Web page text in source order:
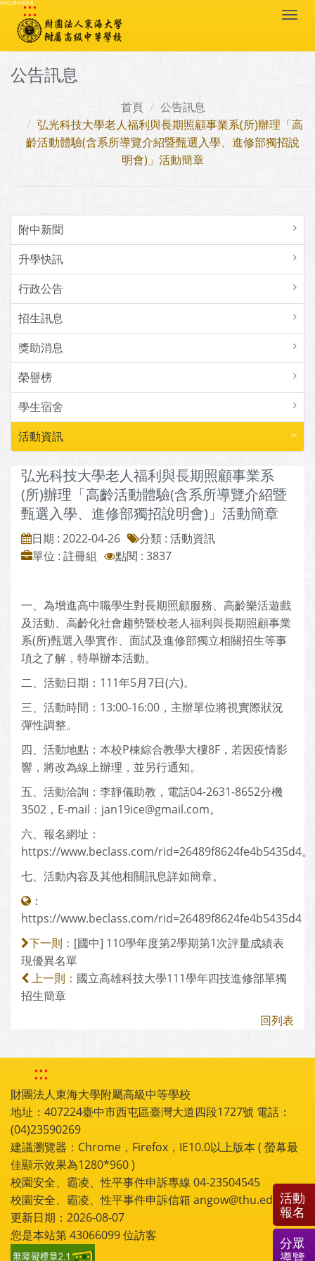
跳到主要內容區塊
:::
公告訊息
首頁
公告訊息
弘光科技大學老人福利與長期照顧事業系(所)辦理「高
齡活動體驗(含系所導覽介紹暨甄選入學、進修部獨招說
明會)」活動簡章
附中新聞
升學快訊
行政公告
招生訊息
獎助消息
榮譽榜
學生宿舍
活動資訊
弘光科技大學老人福利與長期照顧事業系
(所)辦理「高齡活動體驗(含系所導覽介紹暨
甄選入學、進修部獨招說明會)」活動簡章
日期 : 2022-04-26
分類 : 活動資訊
單位 : 註冊組
點閱 : 3837
一、為增進高中職學生對長期照顧服務、高齡樂活遊戲
及活動、高齡化社會趨勢暨校老人福利與長期照顧事業
系(所)甄選入學實作、面試及進修部獨立相關招生等事
項之了解，特舉辦本活動。
二、活動日期：111年5月7日(六)。
三、活動時間：13:00-16:00，主辦單位將視實際狀況
彈性調整。
四、活動地點：本校P棟綜合教學大樓8F，若因疫情影
響，將改為線上辦理，並另行通知。
五、活動洽詢：李靜儀助教，電話04-2631-8652分機
3502，E-mail：jan19ice@gmail.com。
六、報名網址：
https://www.beclass.com/rid=26489f8624fe4b5435d4。
七、活動內容及其他相關訊息詳如簡章。
：
https://www.beclass.com/rid=26489f8624fe4b5435d4
下一則： [國中] 110學年度第2學期第1次評量成績表
現優異名單
上一則： 國立高雄科技大學111學年四技進修部單獨
招生簡章
回列表
:::
財團法人東海大學附屬高級中等學校
地址：407224臺中市西屯區臺灣大道四段1727號 電話：
(04)23590269
建議瀏覽器：Chrome，Firefox，IE10.0以上版本 ( 螢幕最
佳顯示效果為1280*960 )
校園安全、霸凌、性平事件申訴專線 04-23504545
校園安全、霸凌、性平事件申訴信箱 angow@thu.edu.tw
更新日期：2026-08-07
您是本站第43066099位訪客
活動
報名
分眾
導覽